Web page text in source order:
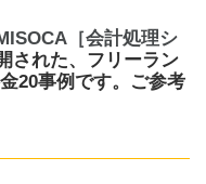
［会計処理シ
された、フリーラン
20事例です。ご参考